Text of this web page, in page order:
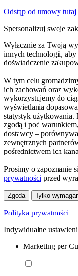
Odstąp od umowy tutaj
Spersonalizuj swoje
Wyłącznie za Twoją
innych technologii, aby
doświadczenie
W tym celu
ich zachowań oraz
wykorzystujemy do
wyświetlania
statystyk użytkowania.
zgodą i pod
dostawcy –
zewnętrznych
pośrednictwem ich
Prosimy o zapoznanie
prywatności przed
Zgoda Tylko
Polityka prywatności
Indywidualne
Marketing per